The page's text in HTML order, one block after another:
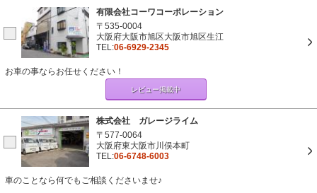
有限会社コーワコーポレーション
〒535-0004
大阪府大阪市旭区大阪市旭区生江
TEL:06-6929-2345
お車の事ならお任せください！
レビュー掲載中
株式会社 ガレージライム
〒577-0064
大阪府東大阪市川俣本町
TEL:06-6748-6003
車のことなら何でもご相談くださいませ♪